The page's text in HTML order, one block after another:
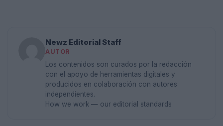
Newz Editorial Staff
AUTOR
Los contenidos son curados por la redacción
con el apoyo de herramientas digitales y
producidos en colaboración con autores
independientes.
How we work — our editorial standards